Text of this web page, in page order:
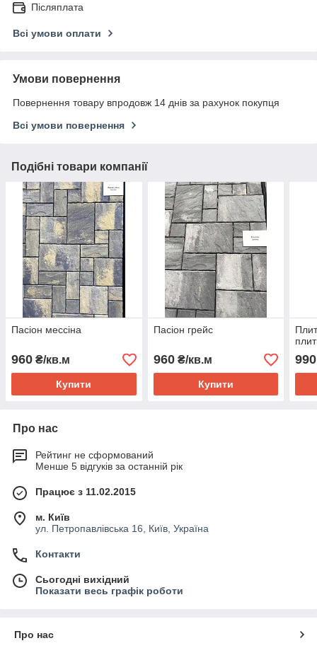
Післяплата
Всі умови оплати
Умови повернення
Повернення товару впродовж 14 днів за рахунок покупця
Всі умови повернення
Подібні товари компанії
Пасіон мессіна
960 ₴/кв.м
Купити
Пасіон грейс
960₴/кв.м
Купити
990
Про нас
Рейтинг не сформований
Менше 5 відгуків за останній рік
Працює з 11.02.2015
м. Київ
ул. Петропавлівська 16, Київ, Україна
Контакти
Сьогодні вихідний
Показати весь графік роботи
Про нас